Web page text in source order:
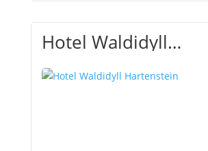
Hotel Waldidyll